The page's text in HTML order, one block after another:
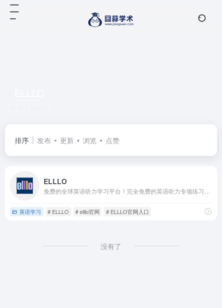
排序 发布 更新 浏览 点赞
ELLLO
英语学习 # ELLLO # elllo官网 # ELLLO官网入口
没有了